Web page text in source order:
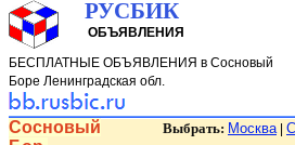
РУСБИК
ОБЪЯВЛЕНИЯ
БЕСПЛАТНЫЕ ОБЪЯВЛЕНИЯ в Сосновый
Боре Ленинградская обл.
Сосновый
Выбрать: Москва|